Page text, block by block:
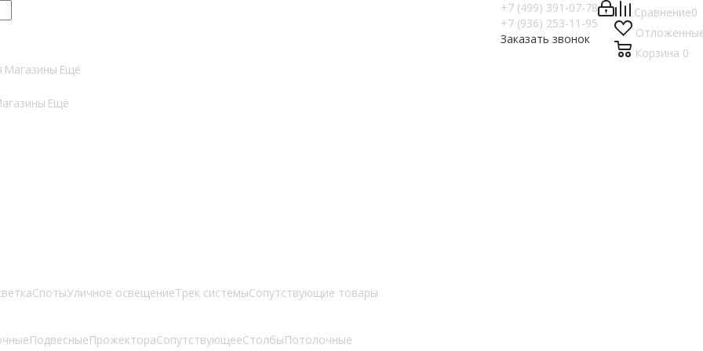
Сравнение0
Корзина 0
+7 (499) 391-07-78
+7 (936) 253-11-95
Заказать звонок
Магазины Ещё
Ещё
СпотыУличное освещениеТрек системыСопутствующие товары
ПодвесныеПрожектораСопутствующееСтолбыПотолочные